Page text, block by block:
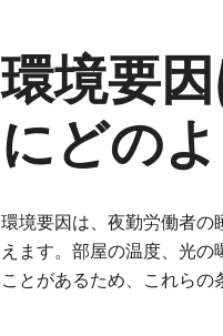
環境要
にどの
環境要因は、夜勤労働者の
えます。部屋の温度、光
ことがあるため、これらの